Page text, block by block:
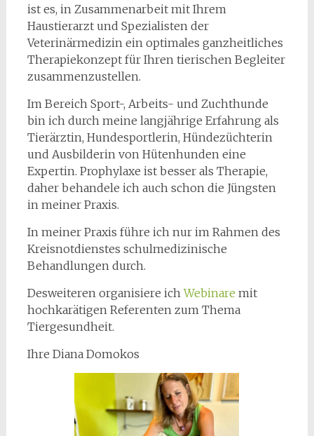
ist es, in Zusammenarbeit mit Ihrem
Haustierarzt und Spezialisten der
Veterinärmedizin ein optimales ganzheitliches
Therapiekonzept für Ihren tierischen Begleiter
zusammenzustellen.
Im Bereich Sport-, Arbeits- und Zuchthunde
bin ich durch meine langjährige Erfahrung als
Tierärztin, Hundesportlerin, Hündezüchterin
und Ausbilderin von Hütenhunden eine
Expertin. Prophylaxe ist besser als Therapie,
daher behandele ich auch schon die Jüngsten
in meiner Praxis.
In meiner Praxis führe ich nur im Rahmen des
Kreisnotdienstes schulmedizinische
Behandlungen durch.
Desweiteren organisiere ichWebinare mit
hochkarätigen Referenten zum Thema
Tiergesundheit.
Ihre Diana Domokos